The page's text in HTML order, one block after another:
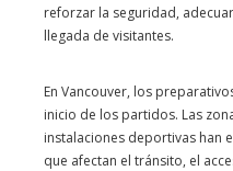
reforzar la seguridad,
llegada de visitantes.
En Vancouver, los
inicio de los partidos. Las
instalaciones deportivas han
que afectan el tránsito, el